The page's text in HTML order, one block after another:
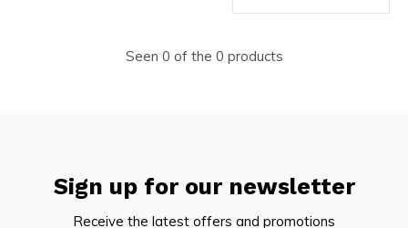
Seen 0 of the 0 products
Sign up for our newsletter
Receive the latest offers and promotions